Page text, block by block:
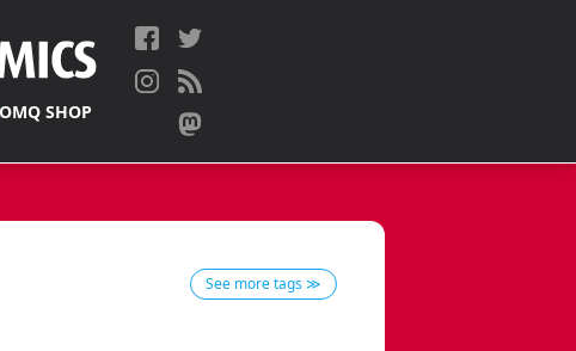
OMQ SHOP
See more tags ≫